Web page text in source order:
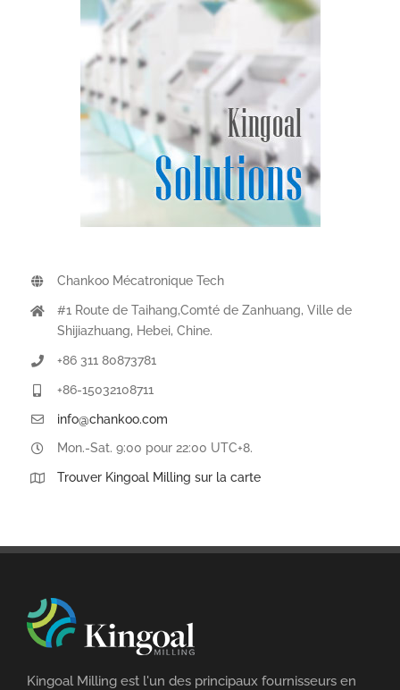
Chankoo Mécatronique Tech
#1 Route de Taihang,Comté de Zanhuang, Ville de
Shijiazhuang, Hebei, Chine.
+86 311 80873781
+86-15032108711
info@chankoo.com
Mon.-Sat. 9:00 pour 22:00 UTC+8.
Trouver Kingoal Milling sur la carte
Kingoal Milling est l'un des principaux fournisseurs en